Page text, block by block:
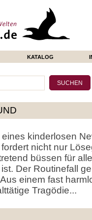
KATALOG
kinderlosen
nicht nur
büssen für
Der Routinefall
einem fast
Tragödie...